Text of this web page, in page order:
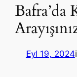
Bafra’da
Eyl 19, 2024